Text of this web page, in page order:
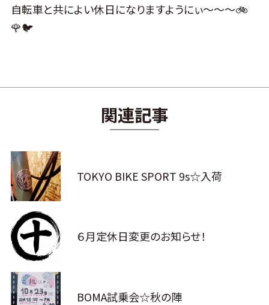
自転車と共によい休日になりますようにぃ～～～🚲
🌹🐦
関連記事
TOKYO BIKE SPORT 9s☆入荷
６月定休日変更のお知らせ！
BOMA試乗会☆秋の陣